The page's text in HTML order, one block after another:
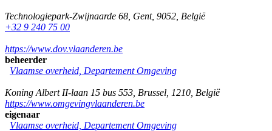
Technologiepark-Zwijnaarde 68 Gent, 9052 België
+32 9 240 75 00
https://www.dov.vlaanderen.be
beheerder
Vlaamse overheid, Departement Omgeving
Koning Albert II-laan 15 bus 553 Brussel 1210 België
https://www.omgevingvlaanderen.be
eigenaar
Vlaamse overheid, Departement Omgeving